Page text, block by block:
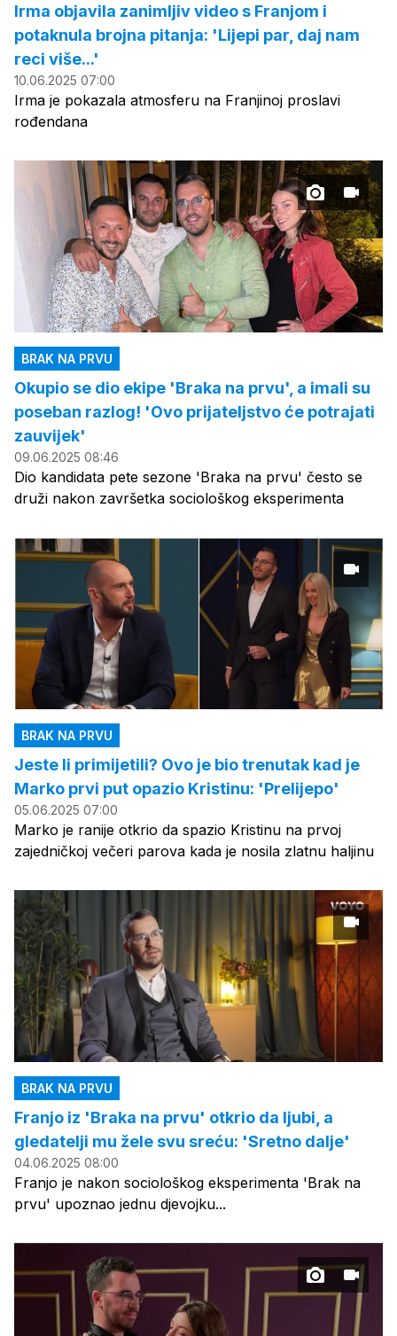
Irma objavila zanimljiv video s Franjom i
potaknula brojna pitanja: 'Lijepi par, daj nam
reci više...'
10.06.2025 07:00
Irma je pokazala atmosferu na Franjinoj proslavi
rođendana
BRAK NA PRVU
Okupio se dio ekipe 'Braka na prvu', a imali su
poseban razlog! 'Ovo prijateljstvo će potrajati
zauvijek'
09.06.2025 08:46
Dio kandidata pete sezone 'Braka na prvu' često se
druži nakon završetka sociološkog eksperimenta
BRAK NA PRVU
Jeste li primijetili? Ovo je bio trenutak kad je
Marko prvi put opazio Kristinu: 'Prelijepo'
05.06.2025 07:00
Marko je ranije otkrio da spazio Kristinu na prvoj
zajedničkoj večeri parova kada je nosila zlatnu haljinu
BRAK NA PRVU
Franjo iz 'Braka na prvu' otkrio da ljubi, a
gledatelji mu žele svu sreću: 'Sretno dalje'
04.06.2025 08:00
Franjo je nakon sociološkog eksperimenta 'Brak na
prvu' upoznao jednu djevojku...